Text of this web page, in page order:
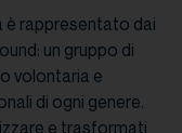
è rappresentato dai
un gruppo di
volontaria e
di ogni genere.
e trasformati